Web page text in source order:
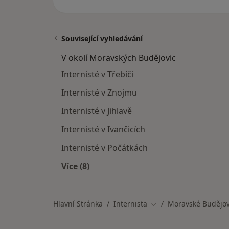
Související vyhledávání
V okolí Moravských Budějovic
Internisté v Třebíči
Internisté v Znojmu
Internisté v Jihlavě
Internisté v Ivančicích
Internisté v Počátkách
Více (8)
Hlavní Stránka Internista Změna města
Moravské